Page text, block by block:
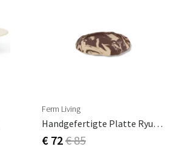
Ferm Living
Handgefertigte Platte Ryu 37cm
€ 72€ 85